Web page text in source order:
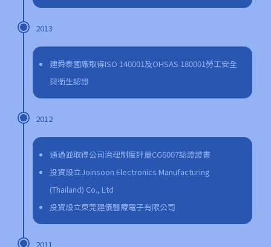
2013
建舜泰國廠取得ISO 140001及OHSAS 180001勞工安全
與衛生認證
2012
通過並取得公司治理制度評量CG6007認證證書
投資設立Joinsoon Electronics Manufacturing
(Thailand) Co., Ltd
投資設立東莞建儀醫療電子有限公司
2011